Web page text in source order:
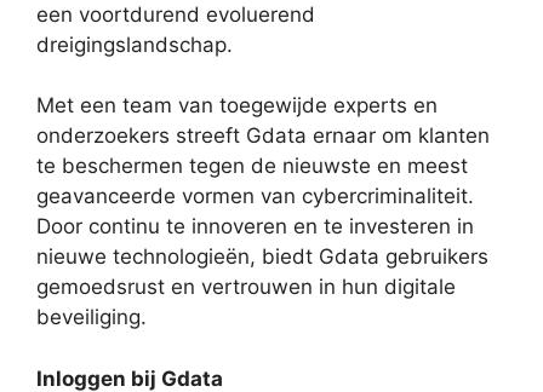
een voortdurend evoluerend
dreigingslandschap.
Met een team van toegewijde experts en
onderzoekers streeft Gdata ernaar om klanten
te beschermen tegen de nieuwste en meest
geavanceerde vormen van cybercriminaliteit.
Door continu te innoveren en te investeren in
nieuwe technologieën, biedt Gdata gebruikers
gemoedsrust en vertrouwen in hun digitale
beveiliging.
Inloggen bij Gdata